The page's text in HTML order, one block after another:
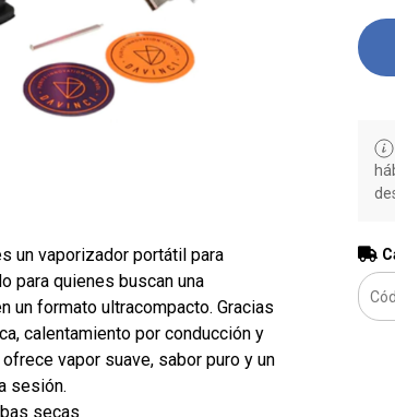
un vaporizador portátil para
para quienes buscan una
un formato ultracompacto. Gracias
calentamiento por conducción y
vapor suave, sabor puro y un
sesión.
secas